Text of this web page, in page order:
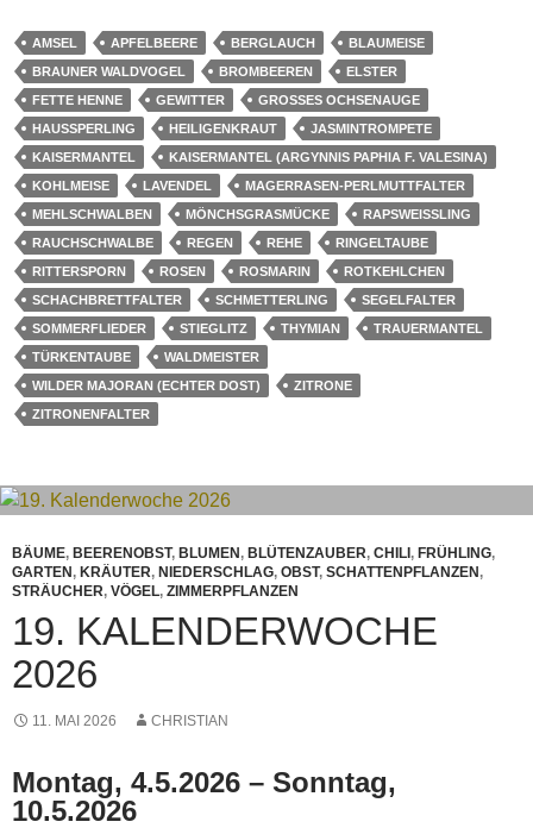
AMSEL APFELBEERE BERGLAUCH
BLAUMEISE
BRAUNER WALDVOGEL
BROMBEEREN
ELSTER
FETTE HENNE
GEWITTER
GROSSES OCHSENAUGE
HAUSSPERLING
HEILIGENKRAUT
JASMINTROMPETE
KAISERMANTEL
KAISERMANTEL (ARGYNNIS PAPHIA F. VALESINA)
KOHLMEISE
LAVENDEL
MAGERRASEN-PERLMUTTFALTER
MEHLSCHWALBEN
MÖNCHSGRASMÜCKE
RAPSWEISSLING
RAUCHSCHWALBE
REGEN REHE
RINGELTAUBE
RITTERSPORN
ROSEN ROSMARIN
ROTKEHLCHEN
SCHACHBRETTFALTER
SCHMETTERLING
SEGELFALTER
SOMMERFLIEDER
STIEGLITZ THYMIAN
TRAUERMANTEL
TÜRKENTAUBE
WALDMEISTER
WILDER MAJORAN (ECHTER DOST)
ZITRONE
ZITRONENFALTER
BÄUME, BEERENOBST, BLUMEN , BLÜTENZAUBER, CHILI , FRÜHLING,
GARTEN , KRÄUTER, NIEDERSCHLAG, OBST, SCHATTENPFLANZEN ,
STRÄUCHER, VÖGEL, ZIMMERPFLANZEN
19. KALENDERWOCHE
2026
11. MAI 2026 CHRISTIAN
Montag, 4.5.2026 – Sonntag,
10.5.2026